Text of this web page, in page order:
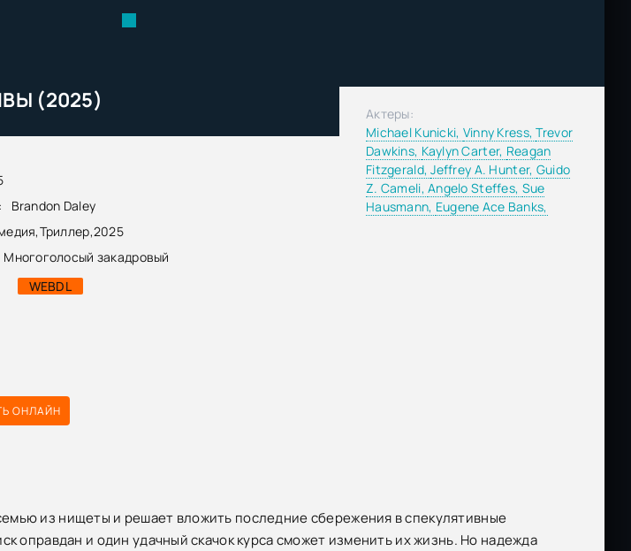
(2025)
Brandon Daley
,Триллер,2025
Многоголосый закадровый
WEBDL
ОНЛАЙН
Актеры:
Michael Kunicki, Vinny Kress,Trevor
Dawkins, Kaylyn Carter, Reagan
Fitzgerald,Jeffrey A. Hunter, Guido
Z. Cameli,Angelo Steffes, Sue
Hausmann, Eugene Ace Banks,
из нищеты и решает вложить последние сбережения в спекулятивные
оправдан и один удачный скачок курса сможет изменить их жизнь. Но надежда